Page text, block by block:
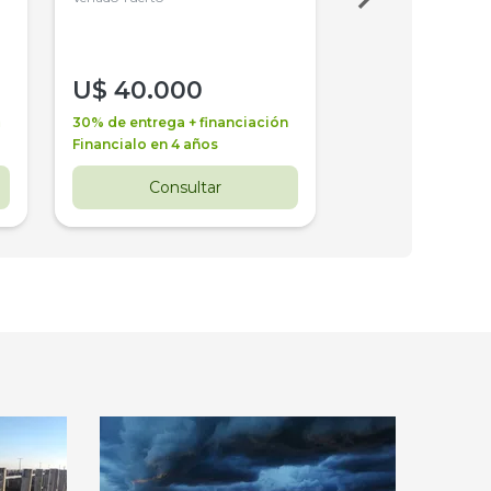
U$ 40.000
30% de entrega + financiación
Financialo en 4 años
Consultar